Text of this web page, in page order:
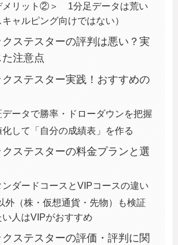
メリット②＞ 1分足データは荒い
キャルピング向けではない）
クステスターの評判は悪い？実
注意点
クステスター実践！おすすめの
データで勝率・ドローダウンを把握
化して「自分の成績表」を作る
クステスターの料金プランと選
ンダードコースとVIPコースの違い
外（株・仮想通貨・先物）も検証
い人はVIPがおすすめ
クステスターの評価・評判に関